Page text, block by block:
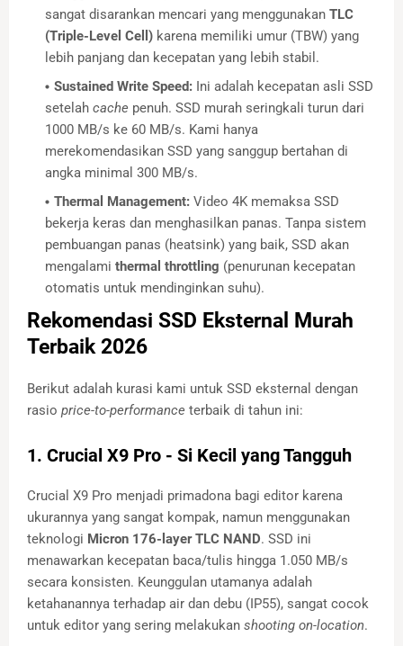
sangat disarankan mencari yang menggunakan TLC
(Triple-Level Cell) karena memiliki umur (TBW) yang
lebih panjang dan kecepatan yang lebih stabil.
Sustained Write Speed: Ini adalah kecepatan asli SSD
setelah cache penuh. SSD murah seringkali turun dari
1000 MB/s ke 60 MB/s. Kami hanya
merekomendasikan SSD yang sanggup bertahan di
angka minimal 300 MB/s.
Thermal Management: Video 4K memaksa SSD
bekerja keras dan menghasilkan panas. Tanpa sistem
pembuangan panas (heatsink) yang baik, SSD akan
mengalami thermal throttling (penurunan kecepatan
otomatis untuk mendinginkan suhu).
Rekomendasi SSD Eksternal Murah
Terbaik 2026
Berikut adalah kurasi kami untuk SSD eksternal dengan
rasio price-to-performance terbaik di tahun ini:
1. Crucial X9 Pro - Si Kecil yang Tangguh
Crucial X9 Pro menjadi primadona bagi editor karena
ukurannya yang sangat kompak, namun menggunakan
teknologi Micron 176-layer TLC NAND. SSD ini
menawarkan kecepatan baca/tulis hingga 1.050 MB/s
secara konsisten. Keunggulan utamanya adalah
ketahanannya terhadap air dan debu (IP55), sangat cocok
untuk editor yang sering melakukan shooting on-location.